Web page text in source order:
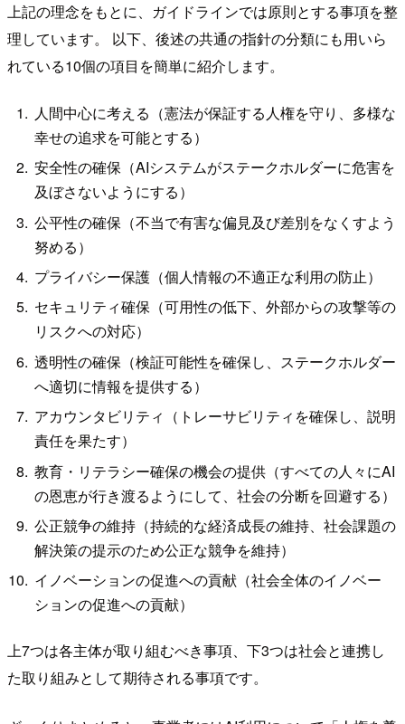
上記の理念をもとに、ガイドラインでは原則とする事項を整
理しています。 以下、後述の共通の指針の分類にも用いら
れている10個の項目を簡単に紹介します。
人間中心に考える（憲法が保証する人権を守り、多様な
幸せの追求を可能とする）
安全性の確保（AIシステムがステークホルダーに危害を
及ぼさないようにする）
公平性の確保（不当で有害な偏見及び差別をなくすよう
努める）
プライバシー保護（個人情報の不適正な利用の防止）
セキュリティ確保（可用性の低下、外部からの攻撃等の
リスクへの対応）
透明性の確保（検証可能性を確保し、ステークホルダー
へ適切に情報を提供する）
アカウンタビリティ（トレーサビリティを確保し、説明
責任を果たす）
教育・リテラシー確保の機会の提供（すべての人々にAI
の恩恵が行き渡るようにして、社会の分断を回避する）
公正競争の維持（持続的な経済成長の維持、社会課題の
解決策の提示のため公正な競争を維持）
イノベーションの促進への貢献（社会全体のイノベー
ションの促進への貢献）
上7つは各主体が取り組むべき事項、下3つは社会と連携し
た取り組みとして期待される事項です。